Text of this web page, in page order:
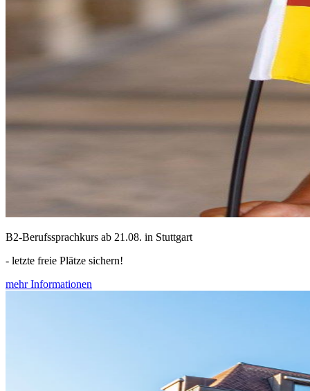
B2-Berufssprachkurs ab 21.08. in Stuttgart
- letzte freie Plätze sichern!
mehr Informationen